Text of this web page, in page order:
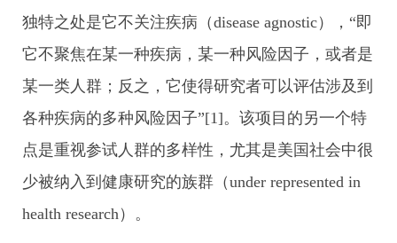
独特之处是它不关注疾病（disease agnostic），“即
它不聚焦在某一种疾病，某一种风险因子，或者是
某一类人群；反之，它使得研究者可以评估涉及到
各种疾病的多种风险因子”[1]。该项目的另一个特
点是重视参试人群的多样性，尤其是美国社会中很
少被纳入到健康研究的族群（under represented in
health research）。